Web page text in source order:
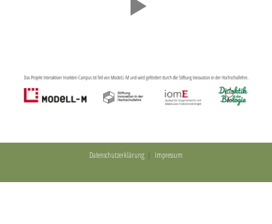
Datenschutzerklärung Impressum